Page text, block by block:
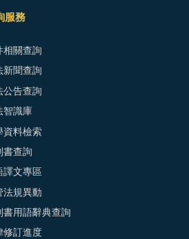
服務
相關查詢
新聞查詢
公告查詢
智識庫
資料檢索
書查詢
譯文專區
法規異動
書用語辭典查詢
修訂進度